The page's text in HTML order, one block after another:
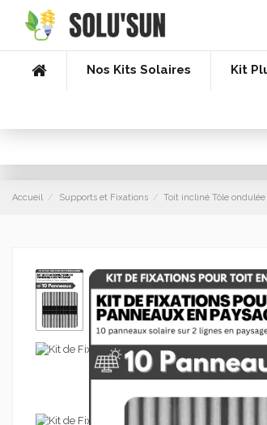
Nos Kits Solaires Kit
Accueil Supports et Fixations Toit incliné Tôle